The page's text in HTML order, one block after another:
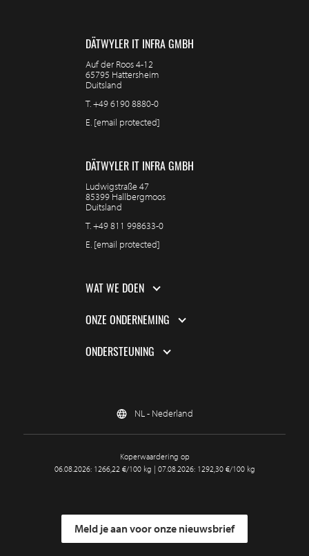
DÄTWYLER IT INFRA GMBH
Auf der Roos 4-12
65795 Hattersheim
Duitsland
T.+49 6190 8880-0
E. [email protected]
DÄTWYLER IT INFRA GMBH
Ludwigstraße 47
85399 Hallbergmoos
Duitsland
T.+49 811 998633-0
E. [email protected]
WAT WE DOEN
ONZE ONDERNEMING
ONDERSTEUNING
NL - Nederland
Koperwaardering op
06.08.2026: 1266,22 €/100 kg | 07.08.2026: 1292,30 €/100 kg
Meld je aan voor onze nieuwsbrief